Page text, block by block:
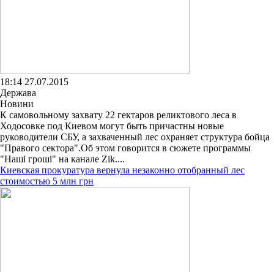
18:14 27.07.2015
Держава
Новини
К самовольному захвату 22 гектаров реликтового леса в
Ходосовке под Киевом могут быть причастны новые
руководители СБУ, а захваченный лес охраняет структура бойца
"Правого сектора".Об этом говорится в сюжете программы
"Наші гроші" на канале Zik....
Киевская прокуратура вернула незаконно отобранный лес
стоимостью 5 млн грн